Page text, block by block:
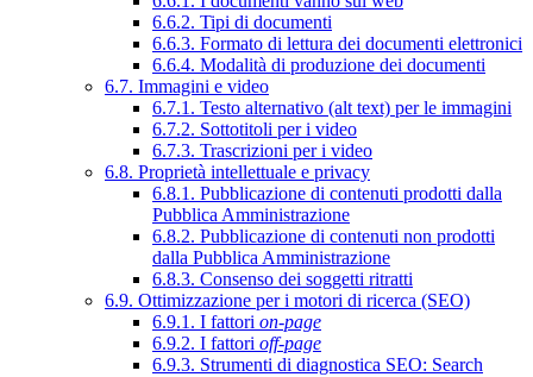
6.6.2. Tipi di documenti
6.6.3. Formato di lettura dei documenti elettronici
6.6.4. Modalità di produzione dei documenti
6.7. Immagini e video
6.7.1. Testo alternativo (alt text) per le immagini
6.7.2. Sottotitoli per i video
6.7.3. Trascrizioni per i video
6.8. Proprietà intellettuale e privacy
6.8.1. Pubblicazione di contenuti prodotti dalla
Pubblica Amministrazione
6.8.2. Pubblicazione di contenuti non prodotti
dalla Pubblica Amministrazione
6.8.3. Consenso dei soggetti ritratti
6.9. Ottimizzazione per i motori di ricerca (SEO)
6.9.1. I fattori on-page
6.9.2. I fattori off-page
6.9.3. Strumenti di diagnostica SEO: Search